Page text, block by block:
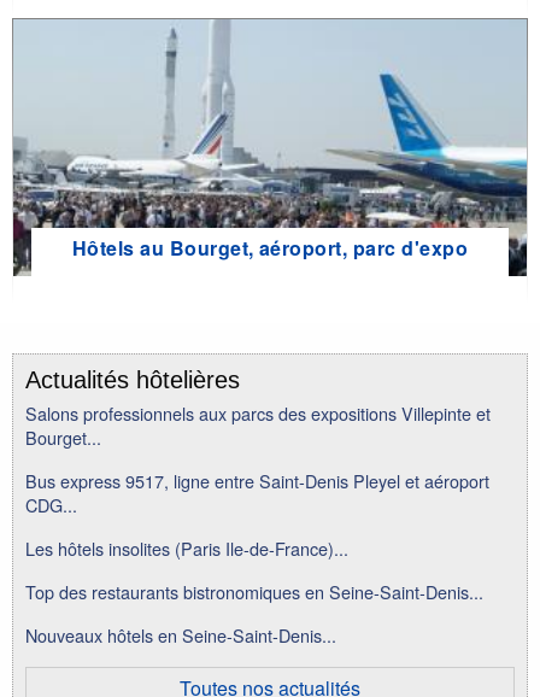
Hôtels au Bourget, aéroport, parc d'expo
Actualités hôtelières
Salons professionnels aux parcs des expositions Villepinte et
Bourget...
Bus express 9517, ligne entre Saint-Denis Pleyel et aéroport
CDG...
Les hôtels insolites (Paris Ile-de-France)...
Top des restaurants bistronomiques en Seine-Saint-Denis...
Nouveaux hôtels en Seine-Saint-Denis...
Toutes nos actualités